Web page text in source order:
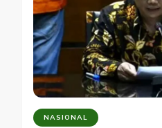
NASIONAL